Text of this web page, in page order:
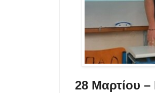
28 Μαρτίου –